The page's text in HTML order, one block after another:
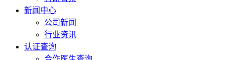
新闻中心
公司新闻
行业资讯
认证查询